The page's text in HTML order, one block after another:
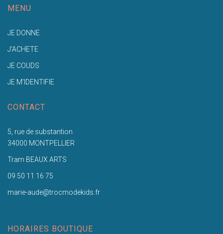
MENU
JE DONNE
J'ACHETE
JE COUDS
JE M'IDENTIFIE
CONTACT
5, rue de substantion
34000 MONTPELLIER
Tram BEAUX ARTS
09 50 11 16 75
marie-aude@trocmodekids.fr
HORAIRES BOUTIQUE